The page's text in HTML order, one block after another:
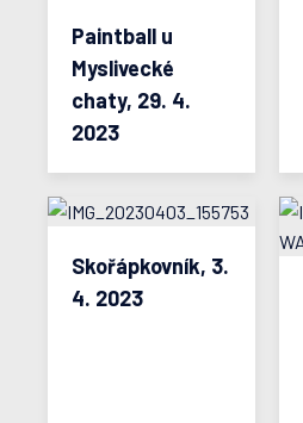
Paintball u
Myslivecké
chaty, 29. 4.
2023
Skořápkovník, 3.
4. 2023